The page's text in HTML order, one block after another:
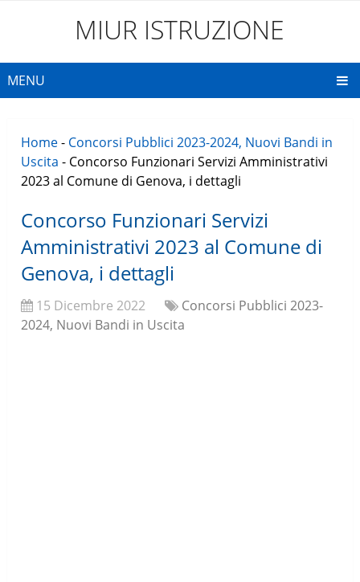
MIUR ISTRUZIONE
MENU
Home- Concorsi Pubblici 2023-2024, Nuovi Bandi in
Uscita - Concorso Funzionari Servizi Amministrativi
2023 al Comune di Genova, i dettagli
Concorso Funzionari Servizi
Amministrativi 2023 al Comune di
Genova, i dettagli
15 Dicembre 2022
Concorsi Pubblici 2023-
2024, Nuovi Bandi in Uscita